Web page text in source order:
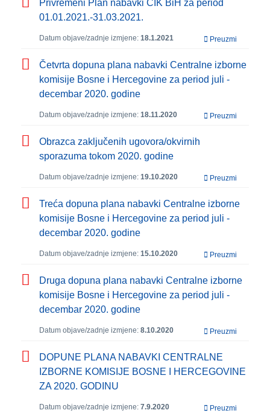
Privremeni Plan nabavki CIK BiH za period
01.01.2021.-31.03.2021.
Datum objave/zadnje izmjene: 18.1.2021 Preuzmi
Četvrta dopuna plana nabavki Centralne izborne
komisije Bosne i Hercegovine za period juli -
decembar 2020. godine
Datum objave/zadnje izmjene: 18.11.2020 Preuzmi
Obrazca zaključenih ugovora/okvirnih
sporazuma tokom 2020. godine
Datum objave/zadnje izmjene: 19.10.2020 Preuzmi
Treća dopuna plana nabavki Centralne izborne
komisije Bosne i Hercegovine za period juli -
decembar 2020. godine
Datum objave/zadnje izmjene: 15.10.2020 Preuzmi
Druga dopuna plana nabavki Centralne izborne
komisije Bosne i Hercegovine za period juli -
decembar 2020. godine
Datum objave/zadnje izmjene: 8.10.2020 Preuzmi
DOPUNE PLANA NABAVKI CENTRALNE
IZBORNE KOMISIJE BOSNE I HERCEGOVINE
ZA 2020. GODINU
Datum objave/zadnje izmjene: 7.9.2020 Preuzmi